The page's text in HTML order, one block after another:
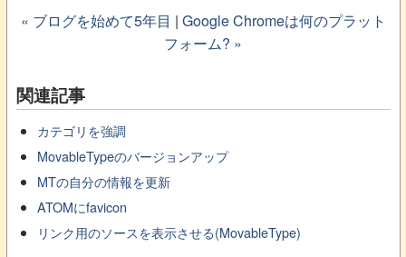
« ブログを始めて5年目 | Google Chromeは何のプラット
フォーム? »
関連記事
カテゴリを強調
MovableTypeのバージョンアップ
MTの自分の情報を更新
ATOMにfavicon
リンク用のソースを表示させる(MovableType)